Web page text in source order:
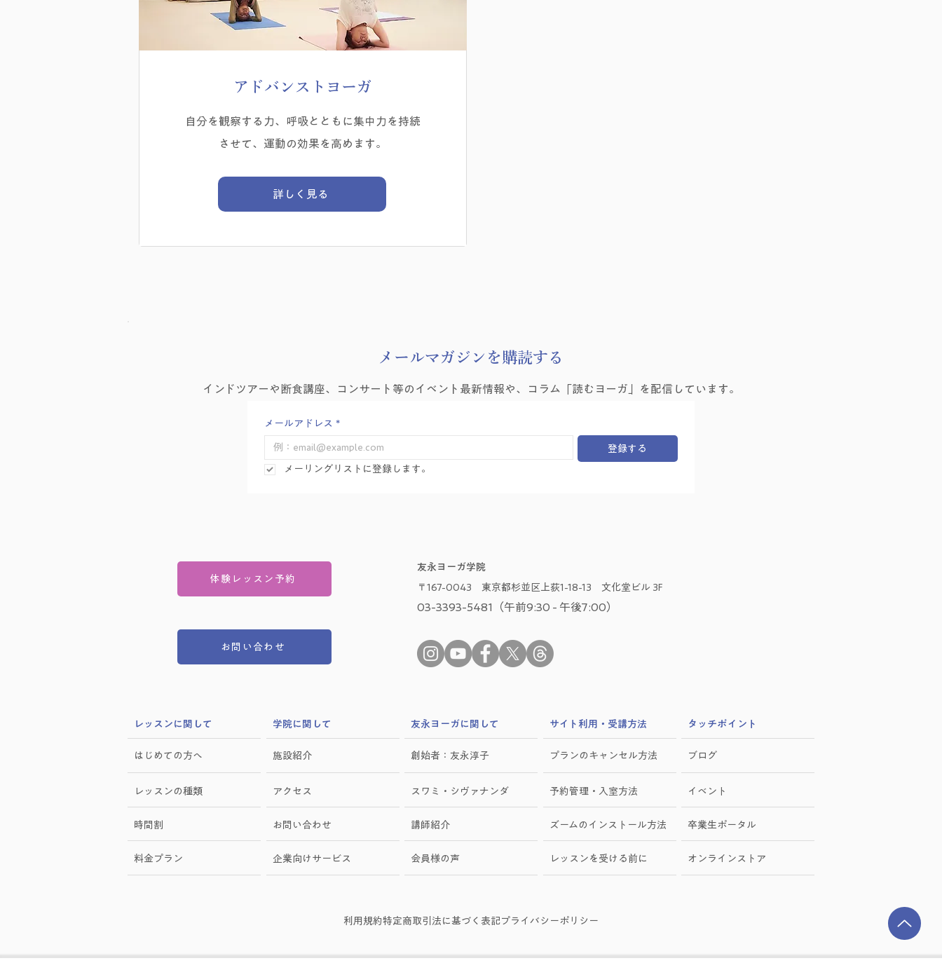
アドバンストヨーガ
自分を観察する力、呼吸とともに集中力を持続
させて、運動の効果を高めます。
詳しく見る
​メールマガジンを購読する
インドツアーや断食講座、コンサート等のイベント最新情報や、コラム「読むヨーガ」を配信しています。
メールアドレス *
登録する
メーリングリストに登録します。
体験レッスン予約
お問い合わせ
友永ヨーガ学院
〒167-0043 東京都杉並区上荻1-18-13 文化堂ビル 3F
03-3393-5481（午前9:30 - 午後7:00）
​レッスンに関して
はじめての方へ
レッスンの種類
時間割
料金プラン
学院に関して
施設紹介
アクセス
お問い合わせ
​企業向けサービス
​友永ヨーガに関して
創始者：友永淳子
スワミ・シヴァナンダ
講師紹介
会員様の声
サイト利用・受講方法
プランのキャンセル方法
予約管理・入室方法
ズームのインストール方法
レッスンを受ける前に
​タッチポイント
ブログ
イベント
卒業生ポータル
オンラインストア
利用規約特定商取引法に基づく表記プライバシーポリシー